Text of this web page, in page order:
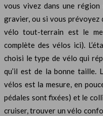
vous vivez dans une
gravier, ou si vous prévoyez
vélo tout-terrain est le
complète des vélos ici).
choisi le type de vélo qui
qu’il est de la bonne taille.
vélos est la mesure, en
pédales sont fixées) et le
cruiser, trouver un vélo